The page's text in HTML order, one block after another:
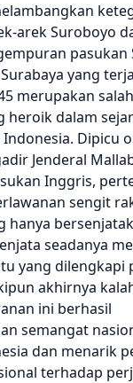
arek Suroboyo
pasukan
yang
merupakan
heroik dalam
Dipicu
Jenderal
Inggris,
sengit
hanya
seadanya
yang dilengkapi
akhirnya
ini berhasil
semangat
dan menarik
terhadap